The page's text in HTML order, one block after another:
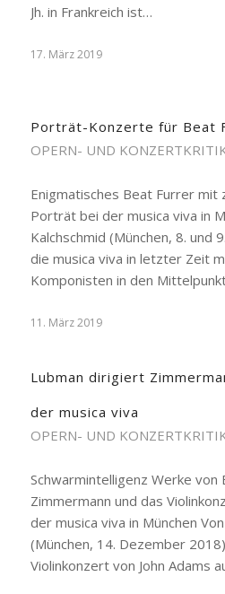
Jh. in Frankreich ist…
17. März 2019
Porträt-Konzerte für Beat
OPERN- UND
Enigmatisches Beat Furrer mit
Porträt bei der musica viva in
Kalchschmid (München, 8. und
die musica viva in letzter Zeit
Komponisten in den
11. März 2019
Lubman dirigiert
der musica viva
OPERN- UND
Schwarmintelligenz Werke von
Zimmermann und das
der musica viva in München
(München, 14. Dezember
Violinkonzert von John Adams